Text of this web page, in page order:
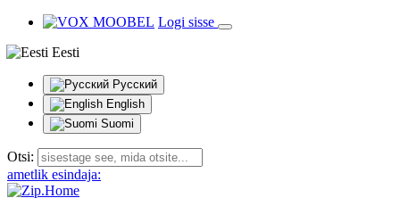
Logi sisse
Eesti
Русский
English
Suomi
Otsi:
ametlik esindaja: